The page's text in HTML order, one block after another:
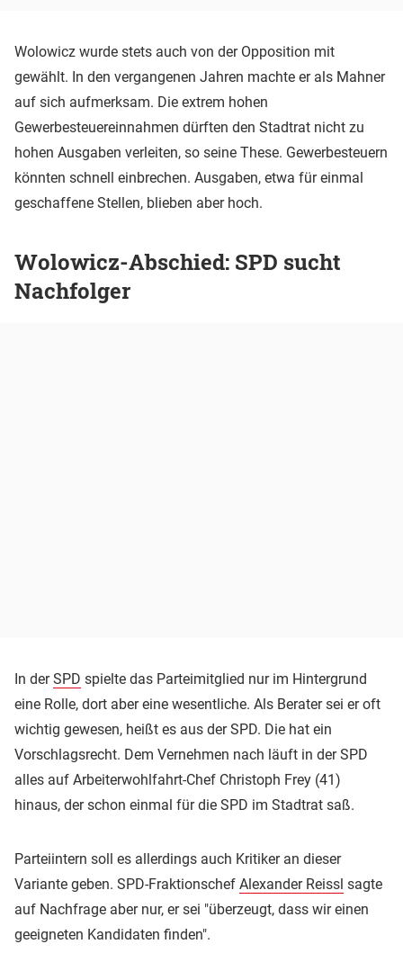
Wolowicz wurde stets auch von der Opposition mit
gewählt. In den vergangenen Jahren machte er als Mahner
auf sich aufmerksam. Die extrem hohen
Gewerbesteuereinnahmen dürften den Stadtrat nicht zu
hohen Ausgaben verleiten, so seine These. Gewerbesteuern
könnten schnell einbrechen. Ausgaben, etwa für einmal
geschaffene Stellen, blieben aber hoch.
Wolowicz-Abschied: SPD sucht
Nachfolger
In derSPD spielte das Parteimitglied nur im Hintergrund
eine Rolle, dort aber eine wesentliche. Als Berater sei er oft
wichtig gewesen, heißt es aus der SPD. Die hat ein
Vorschlagsrecht. Dem Vernehmen nach läuft in der SPD
alles auf Arbeiterwohlfahrt-Chef Christoph Frey (41)
hinaus, der schon einmal für die SPD im Stadtrat saß.
Parteiintern soll es allerdings auch Kritiker an dieser
Variante geben. SPD-Fraktionschef Alexander Reissl sagte
auf Nachfrage aber nur, er sei "überzeugt, dass wir einen
geeigneten Kandidaten finden".